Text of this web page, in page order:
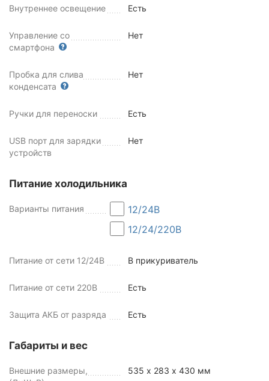
Внутреннее освещение Есть
Управление со
смартфона
Нет
Пробка для слива
конденсата
Нет
Ручки для переноски Есть
USB порт для зарядки
устройств
Нет
Питание холодильника
Варианты питания
12/24В
12/24/220В
Питание от сети 12/24В В прикуриватель
Питание от сети 220В Есть
Защита АКБ от разряда Есть
Габариты и вес
Внешние размеры,
535 х 283 х 430 мм